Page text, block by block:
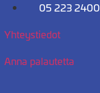
Mene
05 223 2400
Yhteystiedot
Anna palautetta